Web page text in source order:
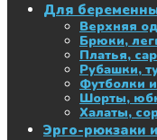
Для
Верхняя
Брюки,
Платья,
Рубашки,
Футболки
Шорты,
Халаты,
Эрго-рюкзаки